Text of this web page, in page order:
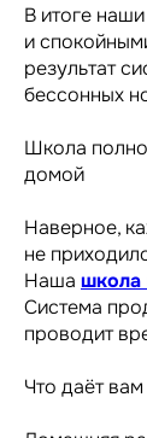
В итоге
и
результат
бессонных
Школа
домой
Наверное,
не
Наша школа
Система
проводит
Что даёт